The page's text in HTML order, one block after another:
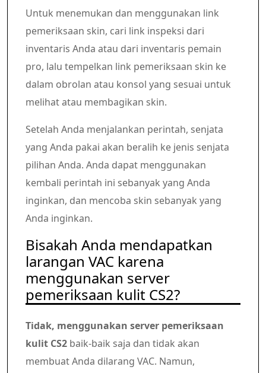
Untuk menemukan dan menggunakan link
pemeriksaan skin, cari link inspeksi dari
inventaris Anda atau dari inventaris pemain
pro, lalu tempelkan link pemeriksaan skin ke
dalam obrolan atau konsol yang sesuai untuk
melihat atau membagikan skin.
Setelah Anda menjalankan perintah, senjata
yang Anda pakai akan beralih ke jenis senjata
pilihan Anda. Anda dapat menggunakan
kembali perintah ini sebanyak yang Anda
inginkan, dan mencoba skin sebanyak yang
Anda inginkan.
Bisakah Anda mendapatkan
larangan VAC karena
menggunakan server
pemeriksaan kulit CS2?
Tidak, menggunakan server pemeriksaan
kulit CS2 baik-baik saja dan tidak akan
membuat Anda dilarang VAC. Namun,